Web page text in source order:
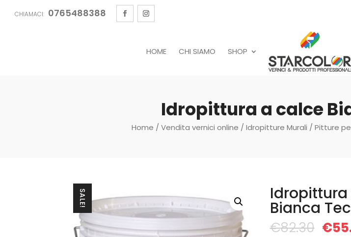
CHIAMACI: 0765488388
HOME CHI SIAMO SHOP
Idropittura a calce
Home / Vendita vernici online / Idropitture Murali / Pitture
SALE! Bianca
€82.30 €